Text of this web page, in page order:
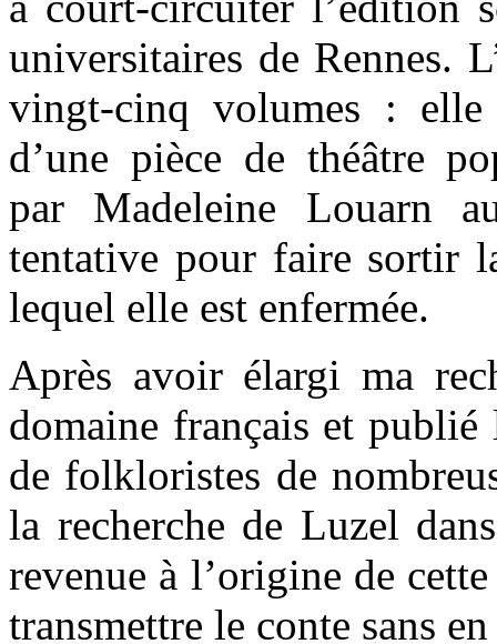
universitaires de Rennes.
vingt-cinq volumes : elle
d’une pièce de théâtre
par Madeleine Louarn
tentative pour faire sortir
lequel elle est enfermée.
Après avoir élargi ma
domaine français et
de folkloristes de
la recherche de Luzel
revenue à l’origine de
transmettre le conte sans